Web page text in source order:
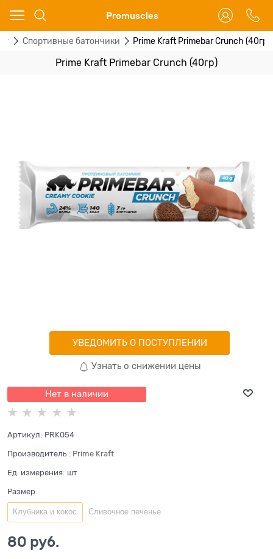
Promuscles
Спортивные батончики Prime Kraft Primebar Crunch (40гр)
Prime Kraft Primebar Crunch (40гр)
УВЕДОМИТЬ О ПОСТУПЛЕНИИ
Узнать о снижении цены
Нет в наличии
Артикул: PRK054
Производитель : Prime Kraft
Ед. измерения: шт
Размер
Клубника и кокос Сливочное печенье
80 руб.
Ваш город - Москва,
угадали?
ДА НЕТ